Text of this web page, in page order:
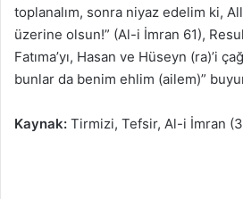
toplanalım, sonra niyaz edelim ki,
üzerine olsun!” (Al-i İmran 61),
Fatıma’yı, Hasan ve Hüseyn (ra)’i
bunlar da benim ehlim (ailem)”
Kaynak: Tirmizi, Tefsir, Al-i İmran